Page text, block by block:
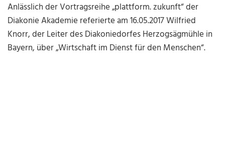
Anlässlich der Vortragsreihe „plattform. zukunft“ der
Diakonie Akademie referierte am 16.05.2017 Wilfried
Knorr, der Leiter des Diakoniedorfes Herzogsägmühle in
Bayern, über „Wirtschaft im Dienst für den Menschen“.